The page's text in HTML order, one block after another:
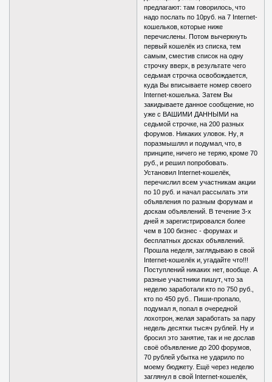
предлагают: там говорилось‚ что
надо послать по 10руб. на 7 Internet-
кошельков‚ которые ниже
перечислены. Потом вычеркнуть
первый кошелёк из списка‚ тем
самым‚ сместив список на одну
строчку вверх‚ в результате чего
седьмая строчка освобождается‚
куда Вы вписываете номер своего
Internet-кошелька. Затем Вы
закидываете данное сообщение‚ но
уже с ВАШИМИ ДАННЫМИ на
седьмой строчке‚ на 200 разных
форумов. Никаких уловок. Ну‚ я
поразмышлял и подумал‚ что‚ в
принципе‚ ничего не теряю‚ кроме 70
руб.‚ и решил попробовать.
Установил Internet-кошелёк‚
перечислил всем участникам акции
по 10 руб. и начал рассылать эти
объявления по разным форумам и
доскам объявлений. В течение 3-х
дней я зарегистрировался более
чем в 100 бизнес - форумах и
бесплатных досках объявлений.
Прошла неделя‚ заглядываю в свой
Internet-кошелёк и‚ угадайте что!!!
Поступлений никаких нет‚ вообще. А
разные участники пишут‚ что за
неделю заработали кто по 750 руб.‚
кто по 450 руб.. Пиши-пропало‚
подумал я‚ попал в очередной
лохотрон‚ желая заработать за пару
недель десятки тысяч рублей. Ну и
бросил это занятие‚ так и не дослав
своё объявление до 200 форумов‚
70 рублей убытка не ударило по
моему бюджету. Ещё через неделю
заглянул в свой Internet-кошелёк‚